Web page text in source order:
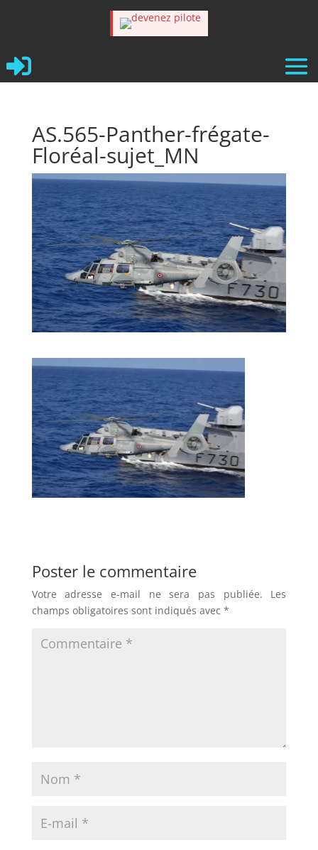

AS.565-Panther-frégate-
Floréal-sujet_MN
Poster le commentaire
Votre adresse e-mail ne sera pas publiée.
Les
champs obligatoires sont indiqués avec *